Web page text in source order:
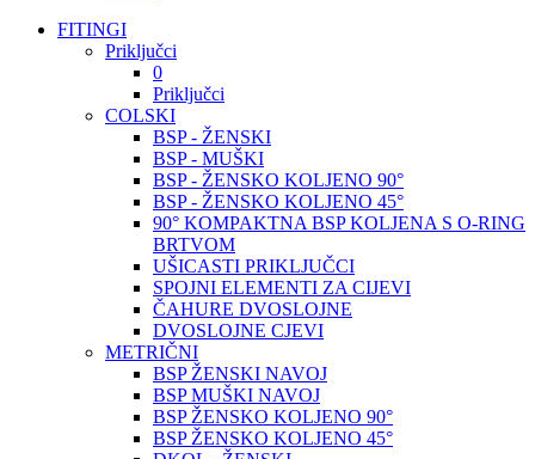
FITINGI
Priključci
0
Priključci
COLSKI
BSP - ŽENSKI
BSP - MUŠKI
BSP - ŽENSKO KOLJENO 90°
BSP - ŽENSKO KOLJENO 45°
90° KOMPAKTNA BSP KOLJENA S O-RING
BRTVOM
UŠICASTI PRIKLJUČCI
SPOJNI ELEMENTI ZA CIJEVI
ČAHURE DVOSLOJNE
DVOSLOJNE CJEVI
METRIČNI
BSP ŽENSKI NAVOJ
BSP MUŠKI NAVOJ
BSP ŽENSKO KOLJENO 90°
BSP ŽENSKO KOLJENO 45°